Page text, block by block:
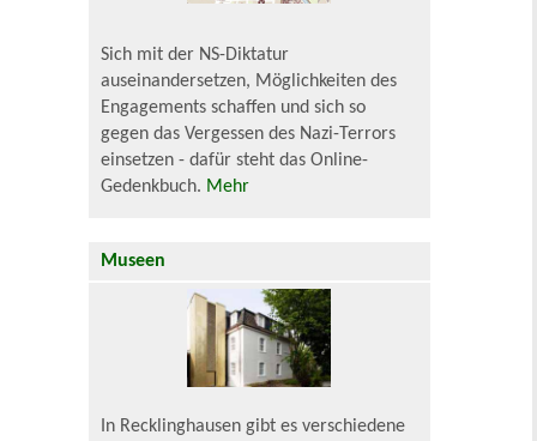
Sich mit der NS-Diktatur
auseinandersetzen, Möglichkeiten des
Engagements schaffen und sich so
gegen das Vergessen des Nazi-Terrors
einsetzen - dafür steht das Online-
Gedenkbuch. Mehr
Museen
In Recklinghausen gibt es verschiedene